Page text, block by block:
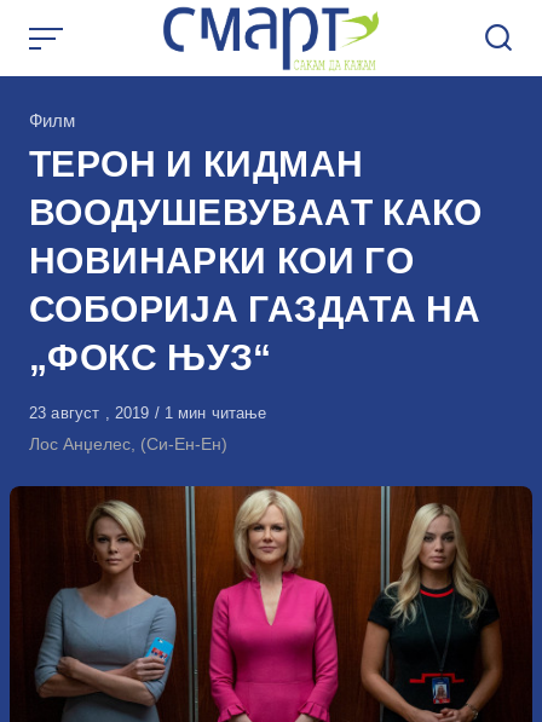
КАтегорија
Филм
ТЕРОН И КИДМАН
ВООДУШЕВУВААТ КАКО
НОВИНАРКИ КОИ ГО
СОБОРИЈА ГАЗДАТА НА
„ФОКС ЊУЗ“
Објавено
на
23 август , 2019 1 мин читање
Лос Анџелес, (Си-Ен-Ен)